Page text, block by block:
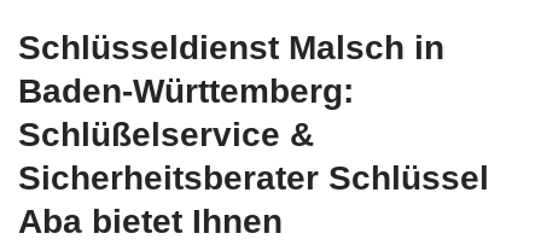
Schlüsseldienst Malsch in
Baden-Württemberg:
Schlüßelservice &
Sicherheitsberater Schlüssel
Aba bietet Ihnen